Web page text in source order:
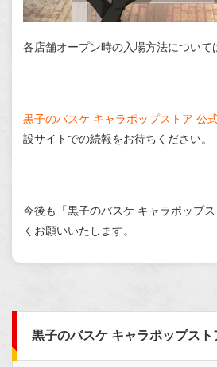
各店舗オープン時の入場方法について
黒子のバスケ キャラポップストア 公
設サイトでの続報をお待ちください。
今後も「黒子のバスケ キャラポップ
くお願いいたします。
黒子のバスケ キャラポップス